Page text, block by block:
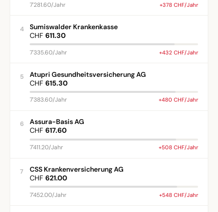
7'281.60/Jahr +378 CHF/Jahr
4
Sumiswalder Krankenkasse
CHF 611.30
7'335.60/Jahr +432 CHF/Jahr
5
Atupri Gesundheitsversicherung AG
CHF 615.30
7'383.60/Jahr +480 CHF/Jahr
6
Assura-Basis AG
CHF 617.60
7'411.20/Jahr +508 CHF/Jahr
7
CSS Krankenversicherung AG
CHF 621.00
7'452.00/Jahr +548 CHF/Jahr